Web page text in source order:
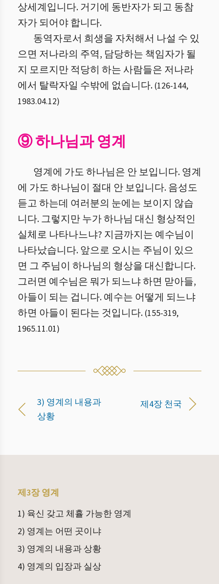
상세계입니다. 거기에 동반자가 되고 동참
자가 되어야 합니다.
동역자로서 희생을 자처해서 나설 수 있
으면 저나라의 주역, 담당하는 책임자가 될
지 모르지만 적당히 하는 사람들은 저나라
에서 탈락자일 수밖에 없습니다. (126-144,
1983.04.12)
⑨ 하나님과 영계
영계에 가도 하나님은 안 보입니다. 영계
에 가도 하나님이 절대 안 보입니다. 음성도
듣고 하는데 여러분의 눈에는 보이지 않습
니다. 그렇지만 누가 하나님 대신 형상적인
실체로 나타나느냐? 지금까지는 예수님이
나타났습니다. 앞으로 오시는 주님이 있으
면 그 주님이 하나님의 형상을 대신합니다.
그러면 예수님은 뭐가 되느냐 하면 맏아들,
아들이 되는 겁니다. 예수는 어떻게 되느냐
하면 아들이 된다는 것입니다. (155-319,
1965.11.01)
3) 영계의 내용과
상황
제4장 천국
제3장 영계
1) 육신 갖고 체휼 가능한 영계
2) 영계는 어떤 곳이냐
3) 영계의 내용과 상황
4) 영계의 입장과 실상